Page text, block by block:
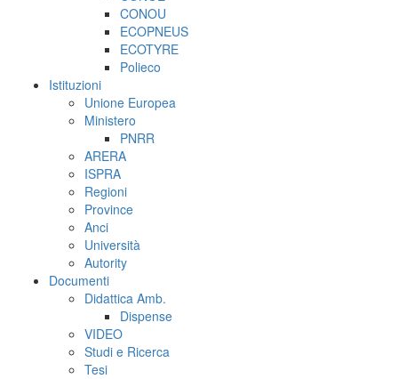
CONOU
ECOPNEUS
ECOTYRE
Polieco
Istituzioni
Unione Europea
Ministero
PNRR
ARERA
ISPRA
Regioni
Province
Anci
Università
Autority
Documenti
Didattica Amb.
Dispense
VIDEO
Studi e Ricerca
Tesi